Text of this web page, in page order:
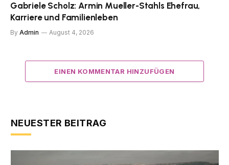
Gabriele Scholz: Armin Mueller-Stahls Ehefrau,
Karriere und Familienleben
By Admin August 4, 2026
EINEN KOMMENTAR HINZUFÜGEN
NEUESTER BEITRAG